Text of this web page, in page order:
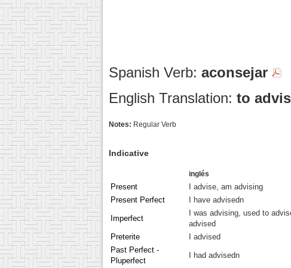
Spanish Verb: aconsejar
English Translation: to
Notes: Regular Verb
Indicative
inglés
Present I advise, am advising
Present Perfect
I have advisedn
Imperfect
I was advising, used to
advised
Preterite I advised
Past Perfect -
Pluperfect
I had advisedn